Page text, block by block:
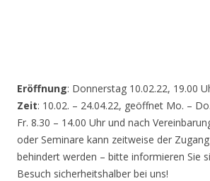
Eröffnung: Donnerstag 10.02.22, 19.00
Zeit: 10.02. – 24.04.22, geöffnet Mo. –
Fr. 8.30 – 14.00 Uhr und nach
oder Seminare kann zeitweise der
behindert werden – bitte informieren Sie
Besuch sicherheitshalber bei uns!